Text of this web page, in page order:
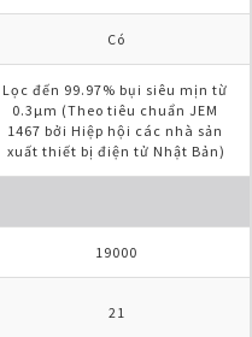
Có
Lọc đến 99.97% bụi siêu mịn từ
0.3µm (Theo tiêu chuẩn JEM
1467 bởi Hiệp hội các nhà sản
xuất thiết bị điện tử Nhật Bản)
19000
21